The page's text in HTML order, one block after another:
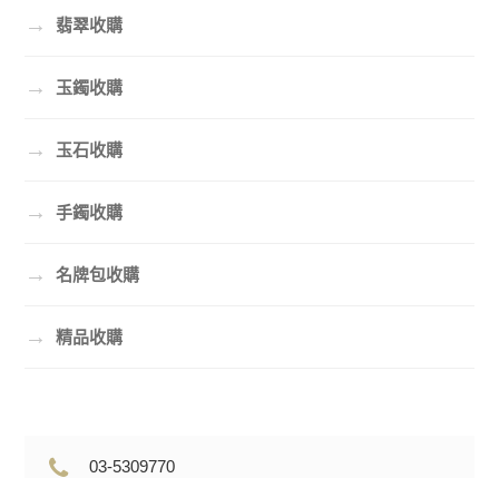
→ 翡翠收購
→ 玉鐲收購
→ 玉石收購
→ 手鐲收購
→ 名牌包收購
→ 精品收購
03-5309770